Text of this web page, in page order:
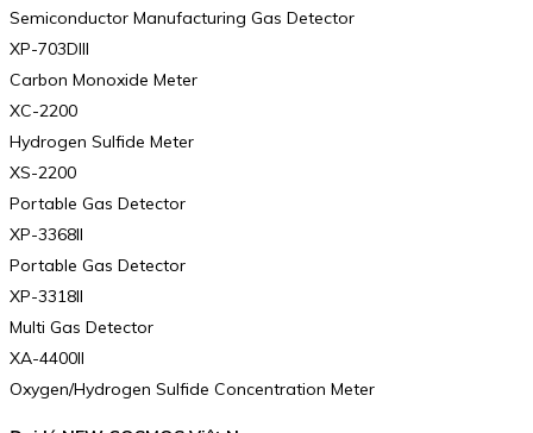
Semiconductor Manufacturing Gas Detector
XP-703DIII
Carbon Monoxide Meter
XC-2200
Hydrogen Sulfide Meter
XS-2200
Portable Gas Detector
XP-3368II
Portable Gas Detector
XP-3318II
Multi Gas Detector
XA-4400II
Oxygen/Hydrogen Sulfide Concentration Meter